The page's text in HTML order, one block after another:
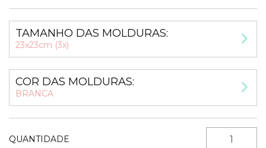
TAMANHO DAS MOLDURAS:
23x23cm (3x)
COR DAS MOLDURAS:
BRANCA
QUANTIDADE